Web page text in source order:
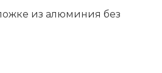
из алюминия без